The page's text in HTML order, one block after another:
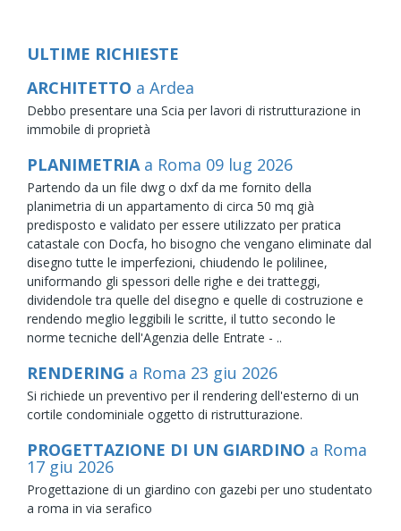
ULTIME RICHIESTE
ARCHITETTO a Ardea
Debbo presentare una Scia per lavori di ristrutturazione in
immobile di proprietà
PLANIMETRIA a Roma 09 lug 2026
Partendo da un file dwg o dxf da me fornito della
planimetria di un appartamento di circa 50 mq già
predisposto e validato per essere utilizzato per pratica
catastale con Docfa, ho bisogno che vengano eliminate dal
disegno tutte le imperfezioni, chiudendo le polilinee,
uniformando gli spessori delle righe e dei tratteggi,
dividendole tra quelle del disegno e quelle di costruzione e
rendendo meglio leggibili le scritte, il tutto secondo le
norme tecniche dell'Agenzia delle Entrate - ..
RENDERING a Roma 23 giu 2026
Si richiede un preventivo per il rendering dell'esterno di un
cortile condominiale oggetto di ristrutturazione.
PROGETTAZIONE DI UN GIARDINO a Roma
17 giu 2026
Progettazione di un giardino con gazebi per uno studentato
a roma in via serafico